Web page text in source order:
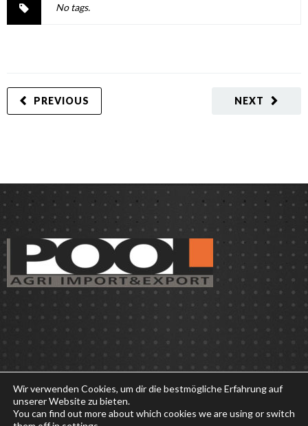
No tags.
NEXT
PREVIOUS
Wir verwenden Cookies, um dir die bestmögliche Erfahrung auf
unserer Website zu bieten.
You can find out more about which cookies we are using or switch